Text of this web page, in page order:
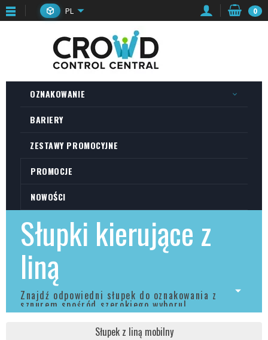
PL 0
OZNAKOWANIE
BARIERY
ZESTAWY PROMOCYJNE
PROMOCJE
NOWOŚCI
Słupki kierujące z
liną
Znajdź odpowiedni słupek do oznakowania z
sznurem spośród szerokiego wyboru!
Słupek z liną mobilny